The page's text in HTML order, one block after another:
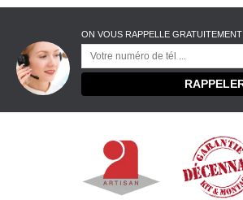
ON VOUS RAPPELLE GRATUITEMENT